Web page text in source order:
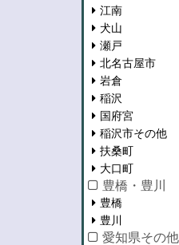
江南
犬山
瀬戸
北名古屋市
岩倉
稲沢
国府宮
稲沢市その他
扶桑町
大口町
豊橋・豊川
豊橋
豊川
愛知県その他